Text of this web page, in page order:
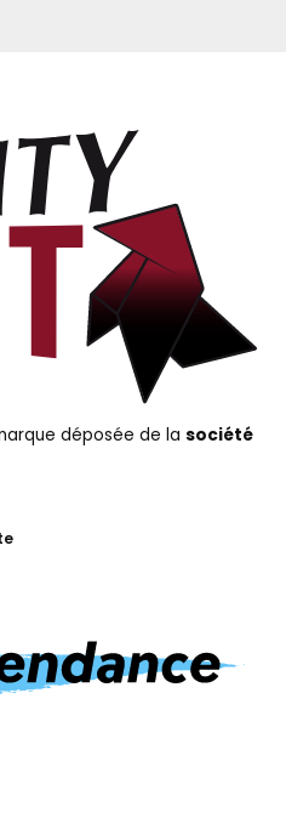
déposée de la société